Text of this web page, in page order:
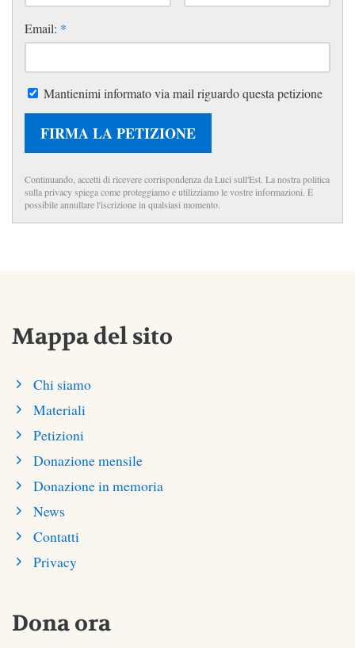
Email: *
Mantienimi informato via mail riguardo questa petizione
FIRMA LA PETIZIONE
Continuando, accetti di ricevere corrispondenza da Luci sull'Est. La nostra politica
sulla privacy spiega come proteggiamo e utilizziamo le vostre informazioni. È
possibile annullare l'iscrizione in qualsiasi momento.
Mappa del sito
Chi siamo
Materiali
Petizioni
Donazione mensile
Donazione in memoria
News
Contatti
Privacy
Dona ora